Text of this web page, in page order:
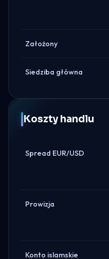
Założony
Siedziba główna
Koszty handlu
Spread EUR/USD
Prowizja
Konto islamskie